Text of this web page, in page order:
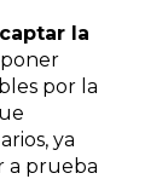
captar la
por la
ya
a prueba